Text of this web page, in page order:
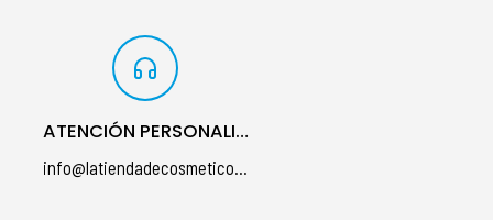
ATENCIÓN PERSONALIZADA
info@latiendadecosmeticos.com